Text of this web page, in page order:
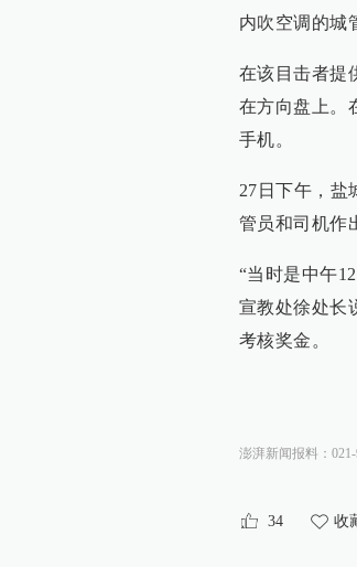
内吹空调的城
在该目击者提
在方向盘上。
手机。
27日下午，盐
管员和司机作
“当时是中午
宣教处徐处长
考核奖金。
澎湃新闻报料：021-
34 收